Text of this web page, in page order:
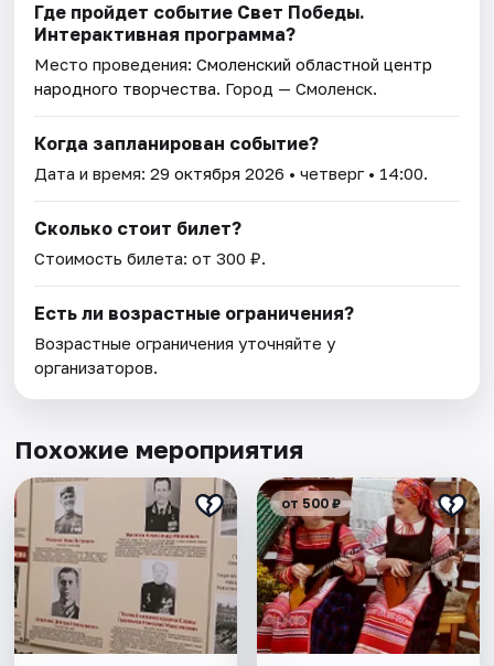
Где пройдет событие Свет Победы.
Интерактивная программа?
Место проведения:Смоленский областной центр
народного творчества. Город — Смоленск.
Когда запланирован событие?
Дата и время:29 октября 2026 • четверг • 14:00.
Сколько стоит билет?
Стоимость билета: от 300 ₽.
Есть ли возрастные ограничения?
Возрастные ограничения уточняйте у
организаторов.
Похожие мероприятия
от 500 ₽